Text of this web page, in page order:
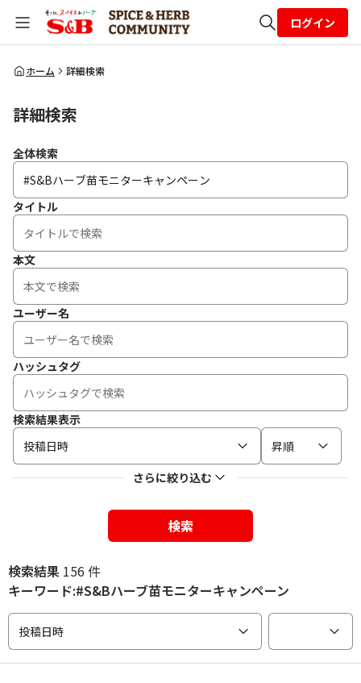
全体検索
ログイン
ホーム 詳細検索
詳細検索
全体検索
タイトル
本文
ユーザー名
ハッシュタグ
検索結果表示
投稿日時
昇順
さらに絞り込む
検索
検索結果 156 件
キーワード:#S&Bハーブ苗モニターキャンペーン
投稿日時